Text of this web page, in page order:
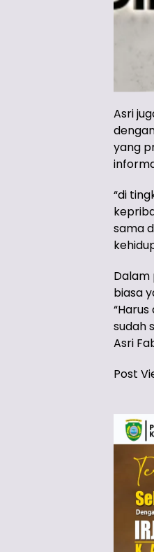
Asri
yang
“di
sama
Dalam
biasa
sudah
Asri
Post